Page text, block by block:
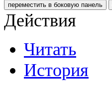
переместить в боковую панель
Действия
Читать
История